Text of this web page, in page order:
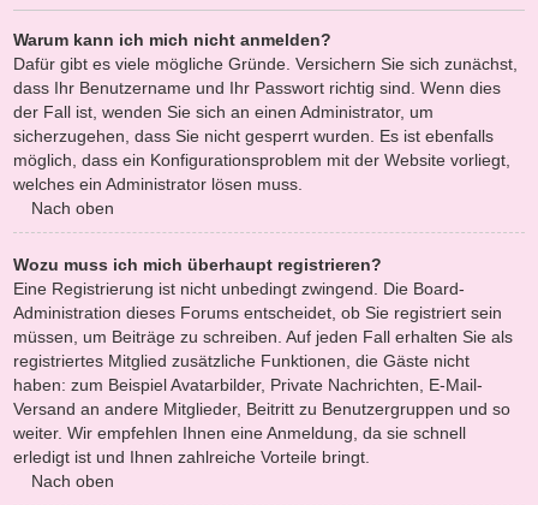
Warum kann ich mich nicht anmelden?
Dafür gibt es viele mögliche Gründe. Versichern Sie sich zunächst,
dass Ihr Benutzername und Ihr Passwort richtig sind. Wenn dies
der Fall ist, wenden Sie sich an einen Administrator, um
sicherzugehen, dass Sie nicht gesperrt wurden. Es ist ebenfalls
möglich, dass ein Konfigurationsproblem mit der Website vorliegt,
welches ein Administrator lösen muss.
Nach oben
Wozu muss ich mich überhaupt registrieren?
Eine Registrierung ist nicht unbedingt zwingend. Die Board-
Administration dieses Forums entscheidet, ob Sie registriert sein
müssen, um Beiträge zu schreiben. Auf jeden Fall erhalten Sie als
registriertes Mitglied zusätzliche Funktionen, die Gäste nicht
haben: zum Beispiel Avatarbilder, Private Nachrichten, E-Mail-
Versand an andere Mitglieder, Beitritt zu Benutzergruppen und so
weiter. Wir empfehlen Ihnen eine Anmeldung, da sie schnell
erledigt ist und Ihnen zahlreiche Vorteile bringt.
Nach oben